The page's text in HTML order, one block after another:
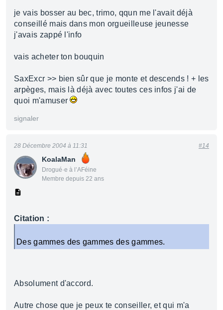
je vais bosser au bec, trimo, qqun me l'avait déjà
conseillé mais dans mon orgueilleuse jeunesse
j'avais zappé l'info
vais acheter ton bouquin
SaxExcr >> bien sûr que je monte et descends ! + les
arpèges, mais là déjà avec toutes ces infos j'ai de
quoi m'amuser
signaler
KoalaMan
Drogué·e à l’AFéine
Membre depuis 22 ans
28 Décembre 2004 à 11:31 #14
Citation :
Des gammes des gammes des gammes.
Absolument d'accord.
Autre chose que je peux te conseiller, et qui m'a